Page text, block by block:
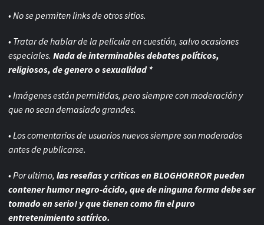
• No se permiten links de otros sitios.
• Tratar de hablar de la pelicula en cuestión, salvo ocasiones
especiales. Nada de interminables debates políticos,
religiosos, de genero o sexualidad *
• Imágenes están permitidas, pero siempre conmoderación y
que no sean demasiado grandes.
• Los comentarios de usuarios nuevos siempre son moderados
antes de publicarse.
• Por ultimo, las reseñas y criticas en BLOGHORROR pueden
contener humor negro-ácido, que de ninguna forma debe ser
tomado en serio! y que tienen como fin el puro
entretenimiento satírico.